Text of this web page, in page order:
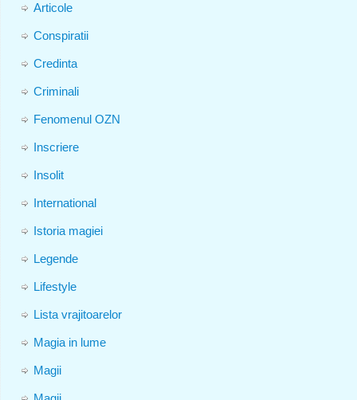
Articole
Conspiratii
Credinta
Criminali
Fenomenul OZN
Inscriere
Insolit
International
Istoria magiei
Legende
Lifestyle
Lista vrajitoarelor
Magia in lume
Magii